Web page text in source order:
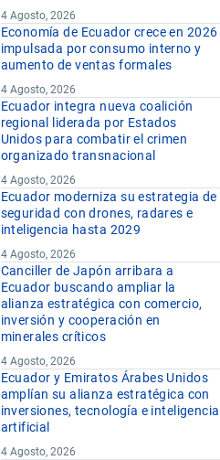
4 Agosto, 2026
Economía de Ecuador crece en 2026
impulsada por consumo interno y
aumento de ventas formales
4 Agosto, 2026
Ecuador integra nueva coalición
regional liderada por Estados
Unidos para combatir el crimen
organizado transnacional
4 Agosto, 2026
Ecuador moderniza su estrategia de
seguridad con drones, radares e
inteligencia hasta 2029
4 Agosto, 2026
Canciller de Japón arribara a
Ecuador buscando ampliar la
alianza estratégica con comercio,
inversión y cooperación en
minerales críticos
4 Agosto, 2026
Ecuador y Emiratos Árabes Unidos
amplían su alianza estratégica con
inversiones, tecnología e inteligencia
artificial
4 Agosto, 2026